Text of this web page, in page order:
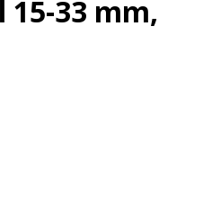
33 mm,